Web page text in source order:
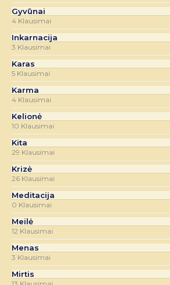
Gyvūnai
4 Klausimai
Inkarnacija
3 Klausimai
Karas
5 Klausimai
Karma
4 Klausimai
Kelionė
10 Klausimai
Kita
29 Klausimai
Krizė
26 Klausimai
Meditacija
0 Klausimai
Meilė
12 Klausimai
Menas
3 Klausimai
Mirtis